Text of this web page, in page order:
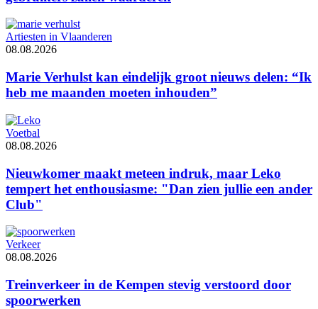
Artiesten in Vlaanderen
08.08.2026
Marie Verhulst kan eindelijk groot nieuws delen: “Ik
heb me maanden moeten inhouden”
Voetbal
08.08.2026
Nieuwkomer maakt meteen indruk, maar Leko
tempert het enthousiasme: "Dan zien jullie een ander
Club"
Verkeer
08.08.2026
Treinverkeer in de Kempen stevig verstoord door
spoorwerken